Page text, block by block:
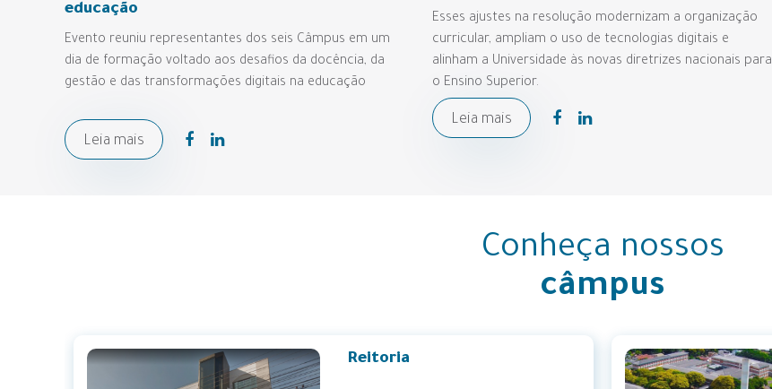
educação
Evento reuniu representantes dos seis Câmpus em um
dia de formação voltado aos desafios da docência, da
gestão e das transformações digitais na educação
Leia mais
Esses ajustes na resolução modernizam a organização
curricular, ampliam o uso de tecnologias digitais e
alinham a Universidade às novas diretrizes nacionais para
o Ensino Superior.
Leia mais
Conheça nossos
câmpus
Câmpus de Frederico